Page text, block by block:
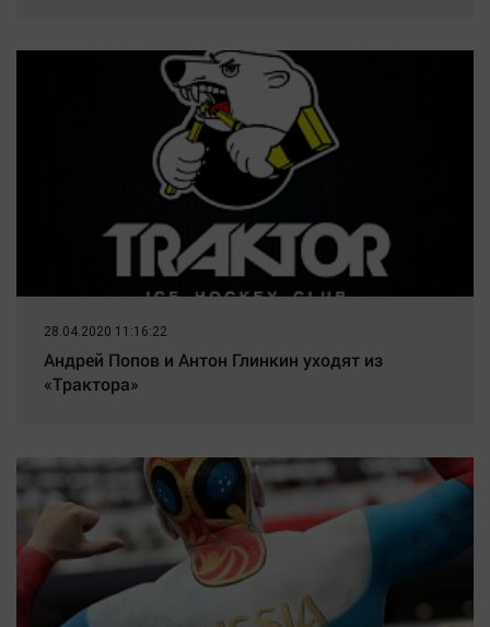
28.04.2020 11:16:22
Андрей Попов и Антон Глинкин уходят из
«Трактора»